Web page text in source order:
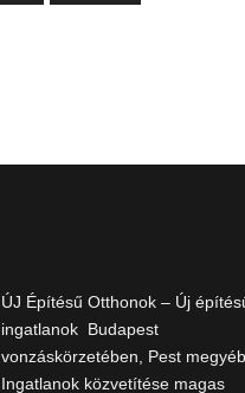
ÚJ Építésű Otthonok – Új
ingatlanok Budapest
vonzáskörzetében, Pest
Ingatlanok közvetítése magas